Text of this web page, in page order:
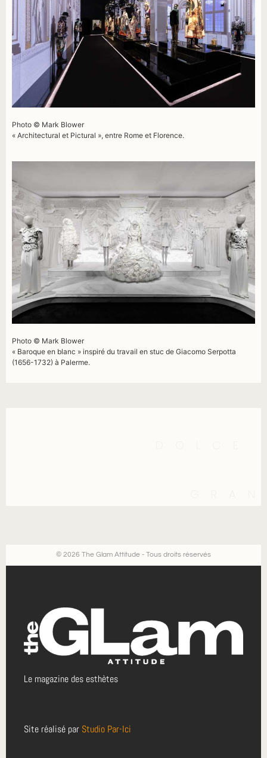
Photo © Mark Blower
« Architectural et Pictural », entre Rome et Florence.
Photo © Mark Blower
« Baroque en blanc » inspiré du travail en stuc de Giacomo Serpotta
(1656-1732) à Palerme.
© 2026 The Glam Attitude - Tous droits réservés
Le magazine des esthètes
Site réalisé par Studio Par-Ici